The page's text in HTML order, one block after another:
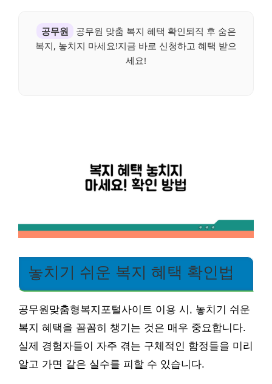
공무원
공무원 맞춤 복지 혜택 확인퇴직 후 숨은
복지, 놓치지 마세요!지금 바로 신청하고 혜택 받으
세요!
놓치기 쉬운 복지 혜택 확인법
공무원맞춤형복지포털사이트 이용 시, 놓치기 쉬운
복지 혜택을 꼼꼼히 챙기는 것은 매우 중요합니다.
실제 경험자들이 자주 겪는 구체적인 함정들을 미리
알고 가면 같은 실수를 피할 수 있습니다.